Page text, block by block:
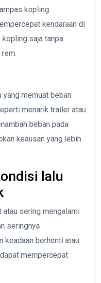
kopling.
kendaraan di
kopling saja tanpa
yang memuat beban
menarik trailer atau
beban pada
keausan yang lebih
lalu
sering mengalami
seringnya
keadaan berhenti atau
mempercepat